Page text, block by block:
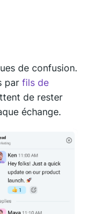
de confusion.
par fils de
de rester
échange.